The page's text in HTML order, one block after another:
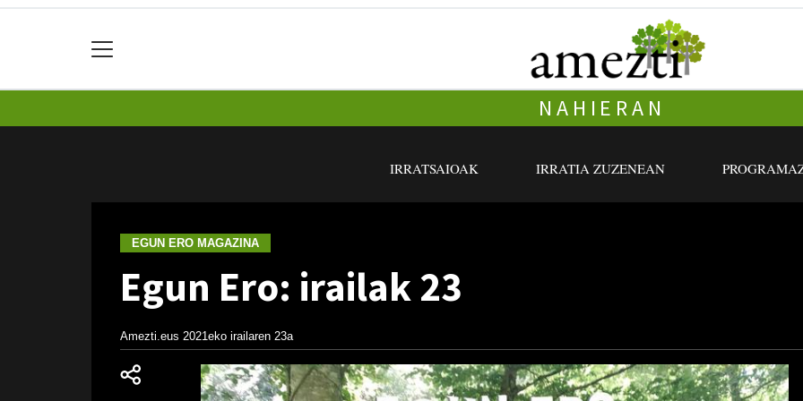
NAHIERAN
IRRATSAIOAK IRRATIA ZUZENEAN
EGUN ERO MAGAZINA
Egun Ero: irailak 23
Amezti.eus 2021eko irailaren 23a